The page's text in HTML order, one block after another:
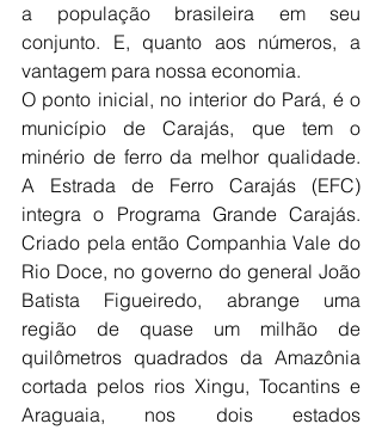
a população brasileira em seu
conjunto. E, quanto aos números, a
vantagem para nossa economia.
O ponto inicial, no interior do Pará, é o
município de Carajás, que tem o
minério de ferro da melhor qualidade.
A Estrada de Ferro Carajás (EFC)
integra o Programa Grande Carajás.
Criado pela então Companhia Vale do
Rio Doce, no governo do general João
Batista Figueiredo, abrange uma
região de quase um milhão de
quilômetros quadrados da Amazônia
cortada pelos rios Xingu, Tocantins e
Araguaia, nos dois estados